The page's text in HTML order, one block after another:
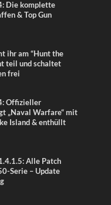
Die komplette
& Top Gun
ihr am “Hunt the
teil und schaltet
frei
Offizieller
„Naval Warfare“ mit
Island & enthüllt
Alle Patch
Serie – Update